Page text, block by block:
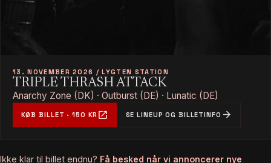
13. NOVEMBER 2026 / LYGTEN STATION
TRIPLE THRASH ATTACK
Anarchy Zone (DK) · Outburst (DE) · Lunatic (DE)
KØB BILLET · 150 KR open_in_new SE LINEUP OG BILLETINFO arrow_forward
Ikke klar til billet endnu? Få besked når vi annoncerer nye